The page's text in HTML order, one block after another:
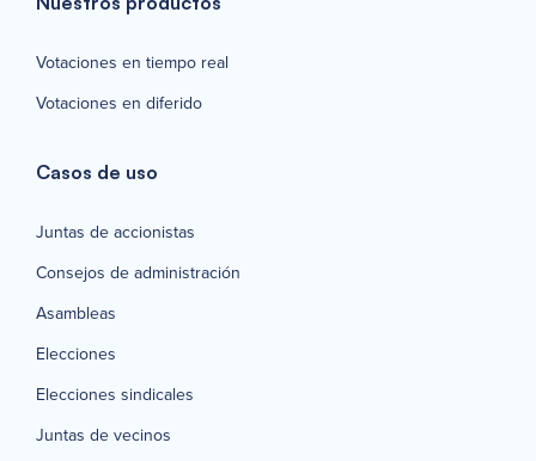
Votaciones en tiempo real
Votaciones en diferido
Casos de uso
Juntas de accionistas
Consejos de administración
Asambleas
Elecciones
Elecciones sindicales
Juntas de vecinos